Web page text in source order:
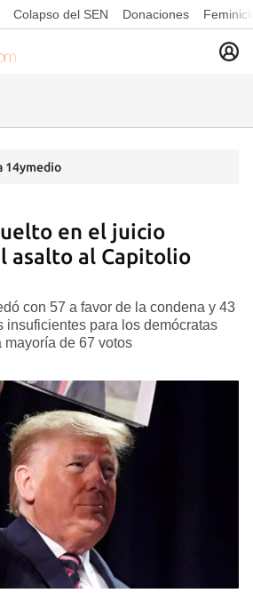
Colapso del SEN Donaciones
14ymedio
en el juicio
asalto al Capitolio
con 57 a favor de la condena y 43
insuficientes para los demócratas
de 67 votos